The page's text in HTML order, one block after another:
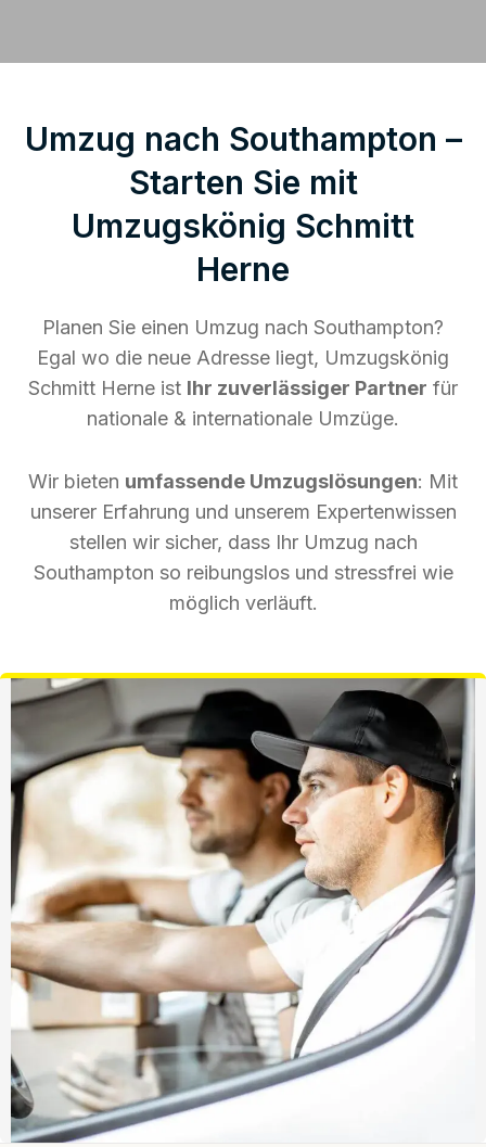
Umzug nach Southampton –
Starten Sie mit
Umzugskönig Schmitt
Herne
Planen Sie einen Umzug nach Southampton?
Egal wo die neue Adresse liegt, Umzugskönig
Schmitt Herne ist Ihr zuverlässiger Partner für
nationale & internationale Umzüge.
Wir bieten umfassende Umzugslösungen: Mit
unserer Erfahrung und unserem Expertenwissen
stellen wir sicher, dass Ihr Umzug nach
Southampton so reibungslos und stressfrei wie
möglich verläuft.